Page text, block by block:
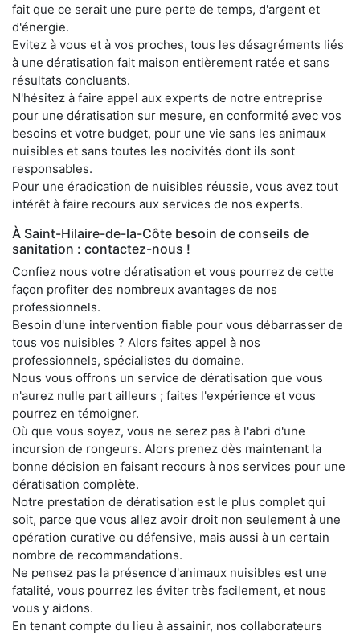
fait que ce serait une pure perte de temps, d'argent et
d'énergie.
Evitez à vous et à vos proches, tous les désagréments liés
à une dératisation fait maison entièrement ratée et sans
résultats concluants.
N'hésitez à faire appel aux experts de notre entreprise
pour une dératisation sur mesure, en conformité avec vos
besoins et votre budget, pour une vie sans les animaux
nuisibles et sans toutes les nocivités dont ils sont
responsables.
Pour une éradication de nuisibles réussie, vous avez tout
intérêt à faire recours aux services de nos experts.
À Saint-Hilaire-de-la-Côte besoin de conseils de
sanitation : contactez-nous !
Confiez nous votre dératisation et vous pourrez de cette
façon profiter des nombreux avantages de nos
professionnels.
Besoin d'une intervention fiable pour vous débarrasser de
tous vos nuisibles ? Alors faites appel à nos
professionnels, spécialistes du domaine.
Nous vous offrons un service de dératisation que vous
n'aurez nulle part ailleurs ; faites l'expérience et vous
pourrez en témoigner.
Où que vous soyez, vous ne serez pas à l'abri d'une
incursion de rongeurs. Alors prenez dès maintenant la
bonne décision en faisant recours à nos services pour une
dératisation complète.
Notre prestation de dératisation est le plus complet qui
soit, parce que vous allez avoir droit non seulement à une
opération curative ou défensive, mais aussi à un certain
nombre de recommandations.
Ne pensez pas la présence d'animaux nuisibles est une
fatalité, vous pourrez les éviter très facilement, et nous
vous y aidons.
En tenant compte du lieu à assainir, nos collaborateurs